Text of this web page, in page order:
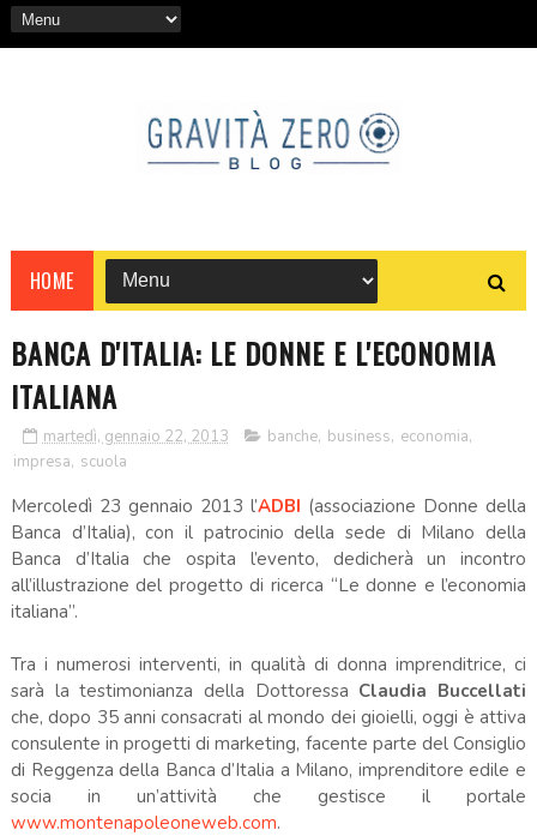
HOME
BANCA D'ITALIA: LE DONNE E L'ECONOMIA
ITALIANA
martedì, gennaio 22, 2013 banche, business, economia,
impresa, scuola
Mercoledì 23 gennaio 2013 l’ADBI (associazione Donne della
Banca d’Italia), con il patrocinio della sede di Milano della
Banca d’Italia che ospita l’evento, dedicherà un incontro
all’illustrazione del progetto di ricerca “Le donne e l’economia
italiana”.
Tra i numerosi interventi, in qualità di donna imprenditrice, ci
sarà la testimonianza della Dottoressa Claudia Buccellati
che, dopo 35 anni consacrati al mondo dei gioielli, oggi è attiva
consulente in progetti di marketing, facente parte del Consiglio
di Reggenza della Banca d’Italia a Milano, imprenditore edile e
socia in un’attività che gestisce il portale
www.montenapoleoneweb.com.